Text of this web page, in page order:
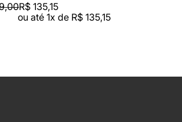
,00R$ 135,15
ou até1x de R$ 135,15